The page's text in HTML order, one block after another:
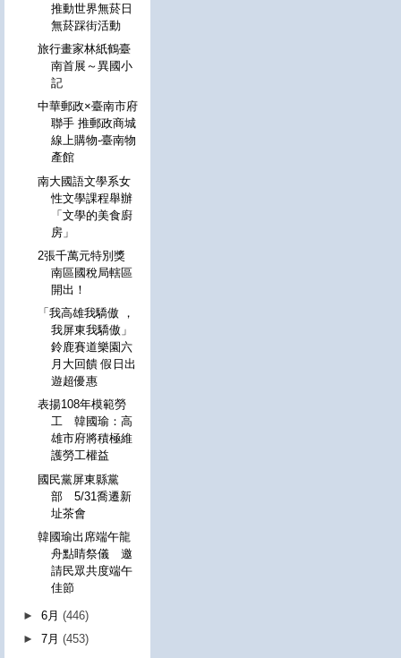
推動世界無菸日
無菸踩街活動
旅行畫家林紙鶴臺
南首展～異國小
記
中華郵政×臺南市府
聯手 推郵政商城
線上購物-臺南物
產館
南大國語文學系女
性文學課程舉辦
「文學的美食廚
房」
2張千萬元特別獎
南區國稅局轄區
開出！
「我高雄我驕傲 ，
我屏東我驕傲」
鈴鹿賽道樂園六
月大回饋 假日出
遊超優惠
表揚108年模範勞
工 韓國瑜：高
雄市府將積極維
護勞工權益
國民黨屏東縣黨
部 5/31喬遷新
址茶會
韓國瑜出席端午龍
舟點睛祭儀 邀
請民眾共度端午
佳節
►6月(446)
►7月(453)